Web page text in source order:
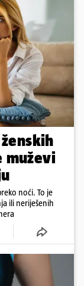
muževi
noći. To je
ili neriješenih